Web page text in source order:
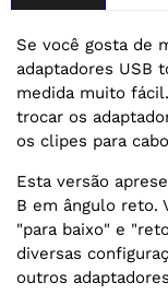
Se você gosta de
adaptadores USB
medida muito
trocar os
os clipes para
Esta versão
B em ângulo reto.
"para baixo" e
diversas
outros